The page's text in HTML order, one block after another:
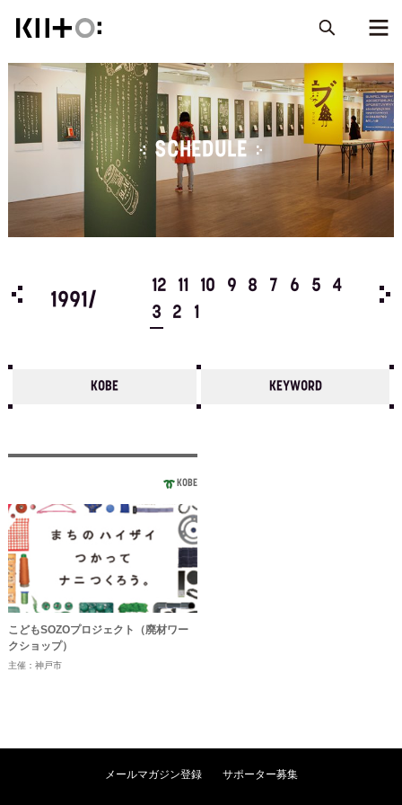
SCHEDULE
4
1991/
12 11 10 9 8 7 6 5
4
3
2 1
KOBE KEYWORD
KOBE
こどもSOZOプロジェクト（廃材ワー
クショップ）
主催：神戸市
メールマガジン登録 サポーター募集